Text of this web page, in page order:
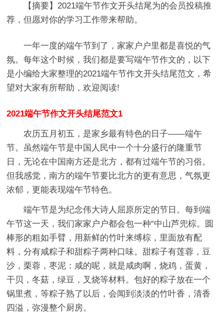
【摘要】 2021端午节作文开头结尾为的会员投稿推
荐，但愿对你的学习工作带来帮助。
一年一度的端午节到了，家家户户里都是喜悦的气
氛。每年这个时候，我们都是要写端午节作文的，以下
是小编给大家整理的2021端午节作文开头结尾范文，希
望对大家有所帮助，欢迎阅读!
2021端午节作文开头结尾范文1
农历五月初五，是家乡最有特色的日子——端午
节。虽然端午节是中国人民中一个十分盛行的隆重节
日，无论在中国南方还是北方，都有过端午节的习俗。
但我感觉，南方的端午节要比北方的更有意思，气氛更
浓郁，更能表现端午节特色。
端午节是为纪念伟大诗人屈原所定的节日。每到端
午节这一天，我们家家户户都会包一种“中山芦兜棕。圆
棒形的粗如手臂，用新鲜的竹叶来缚棕，里面放有配
料，分有咸粽子和甜粽子两种口味。甜粽子有莲蓉，豆
沙，栗蓉，枣泥：咸的呢，就是咸肉啊，烧鸡，蛋黄，
干贝，冬菇，绿豆，叉烧等材料。包好的粽子放在一个
锅里煮，等粽子熟了以后，会闻到淡淡的竹叶香，清香
四溢，弥漫整个厨房。